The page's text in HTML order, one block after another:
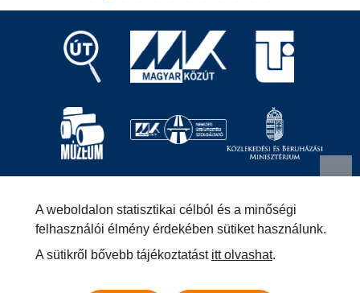
1024 Budapest, Fényes
Elek utca 7-13.
+36 (1) 819-9000 info@kozut.hu
MKNZRT (KRID: 153207128) Hivatali Kapu
A weboldalon statisztikai célból és a minőségi
felhasználói élmény érdekében sütiket használunk.
A sütikről bővebb tájékoztatást itt olvashat.